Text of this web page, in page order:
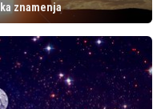
znamenja